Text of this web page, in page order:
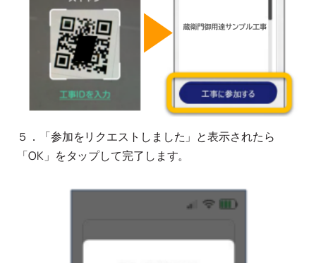
５．「参加をリクエストしました」と表示されたら
「OK」をタップして完了します。